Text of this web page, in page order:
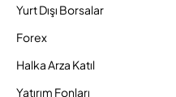
Yurt Dışı Borsalar
Forex
Halka Arza Katıl
Yatırım Fonları